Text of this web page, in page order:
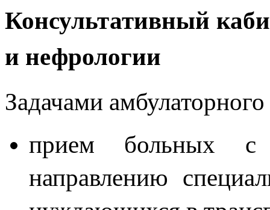
Консультативный
и нефрологии
Задачами
прием больных с
направлению